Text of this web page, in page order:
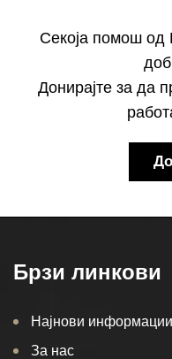
Секоја помош од
Донирајте за да
Брзи линкови
Најнови информации
За нас